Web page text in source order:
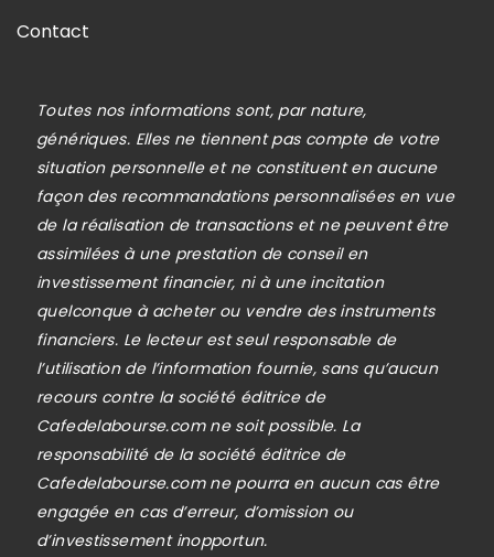
Contact
Toutes nos informations sont, par nature,
génériques. Elles ne tiennent pas compte de votre
situation personnelle et ne constituent en aucune
façon des recommandations personnalisées en vue
de la réalisation de transactions et ne peuvent être
assimilées à une prestation de conseil en
investissement financier, ni à une incitation
quelconque à acheter ou vendre des instruments
financiers. Le lecteur est seul responsable de
l’utilisation de l’information fournie, sans qu’aucun
recours contre la société éditrice de
Cafedelabourse.com ne soit possible. La
responsabilité de la société éditrice de
Cafedelabourse.com ne pourra en aucun cas être
engagée en cas d’erreur, d’omission ou
d’investissement inopportun.